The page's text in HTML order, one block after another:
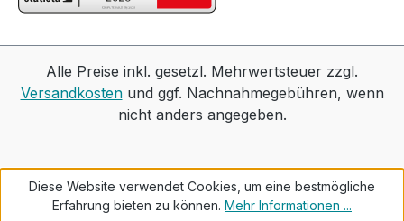
Alle Preise inkl. gesetzl. Mehrwertsteuer zzgl.
Versandkostenund ggf. Nachnahmegebühren, wenn
nicht anders angegeben.
Diese Website verwendet Cookies, um eine bestmögliche
Erfahrung bieten zu können. Mehr Informationen ...